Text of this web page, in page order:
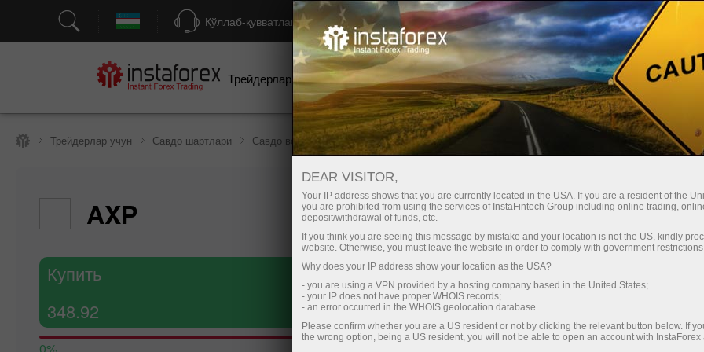
Қўллаб-қувватлаш Ҳисоб-варағини тез очиш Савдо платформаси
Трейдерлар учун
Энди иш
бошлаётганлар
учун
Инвесторлар учун Ҳамкорлар учун
Трейдерлар учун Савдо шартлари Савдо воситалари #AXP
AXP 348.92 (%)
05 Aug 2026 19:59
Купить
348.92
DEAR VISITOR,
Your IP address shows that you are currently located in the USA. If you are a resident of the
you are prohibited from using the services of InstaFintech Group including online trading,
deposit/withdrawal of funds, etc.
If you think you are seeing this message by mistake and your location is not the US, kindly
website. Otherwise, you must leave the website in order to comply with government
Why does your IP address show your location as the USA?
- you are using a VPN provided by a hosting company based in the United States;
- your IP does not have proper WHOIS records;
- an error occurred in the WHOIS geolocation database.
Please confirm whether you are a US resident or not by clicking the relevant button below. If
the wrong option, being a US resident, you will not be able to open an account with InstaForex